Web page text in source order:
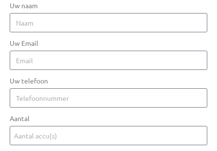
Uw naam
Uw Email
Uw telefoon
Aantal